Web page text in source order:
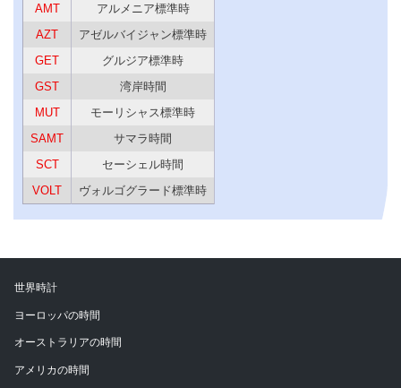
AMT
アルメニア標準時
AZT
アゼルバイジャン標準時
GET
グルジア標準時
GST
湾岸時間
MUT
モーリシャス標準時
SAMT
サマラ時間
SCT
セーシェル時間
VOLT
ヴォルゴグラード標準時
世界時計
ヨーロッパの時間
オーストラリアの時間
アメリカの時間